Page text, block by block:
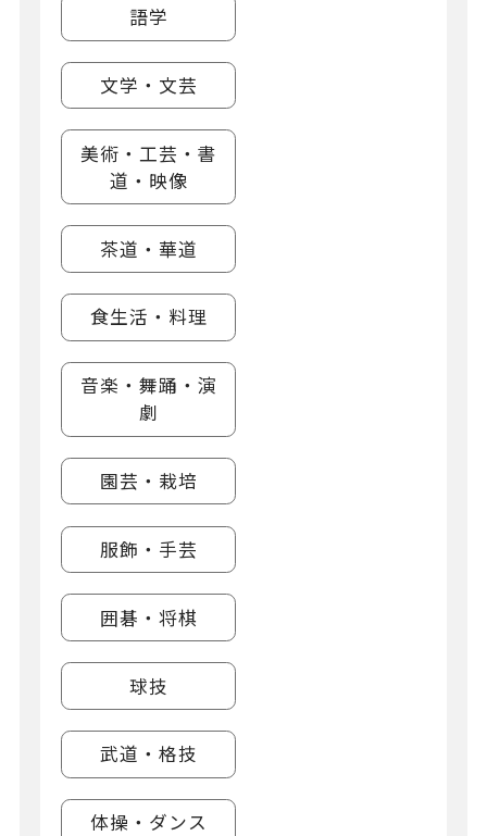
語学
文学・文芸
美術・工芸・書
道・映像
茶道・華道
食生活・料理
音楽・舞踊・演
劇
園芸・栽培
服飾・手芸
囲碁・将棋
球技
武道・格技
体操・ダンス